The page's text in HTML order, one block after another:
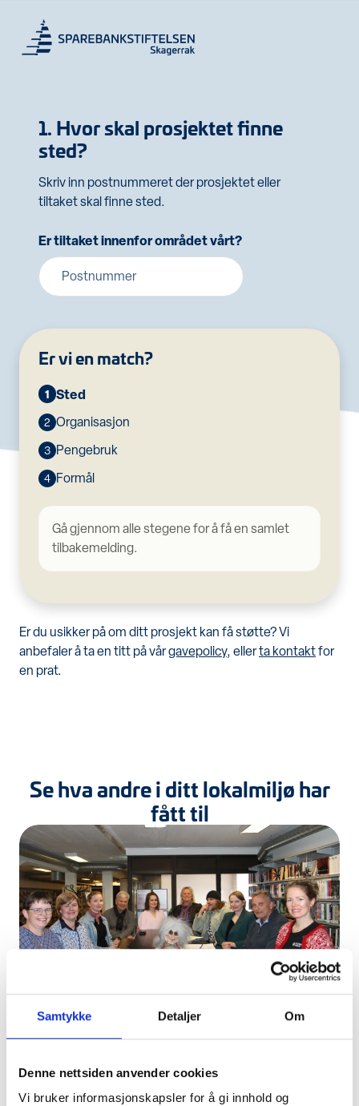
Samtykke Detaljer Om
Denne nettsiden anvender cookies
Vi bruker informasjonskapsler for å gi innhold og
1. Hvor skal prosjektet finne
sted?
Skriv inn postnummeret der prosjektet eller
tiltaket skal finne sted.
Er tiltaket innenfor området vårt?
Er vi en match?
1 Sted
2 Organisasjon
3 Pengebruk
4 Formål
Gå gjennom alle stegene for å få en samlet
tilbakemelding.
Er du usikker på om ditt prosjekt kan få støtte? Vi
anbefaler å ta en titt på vårgavepolicy, ellerta kontaktfor
en prat.
Se hva andre i ditt lokalmiljø har
fått til
Kittelsenuka
Et samarbeid på tvers av fag og miljøer.